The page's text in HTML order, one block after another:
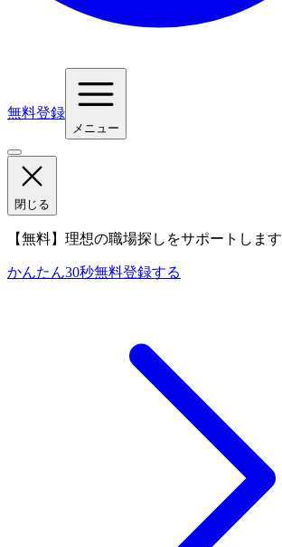
無料登録
メニュー
閉じる
【無料】理想の職場探しをサポートします
かんたん30秒無料登録する